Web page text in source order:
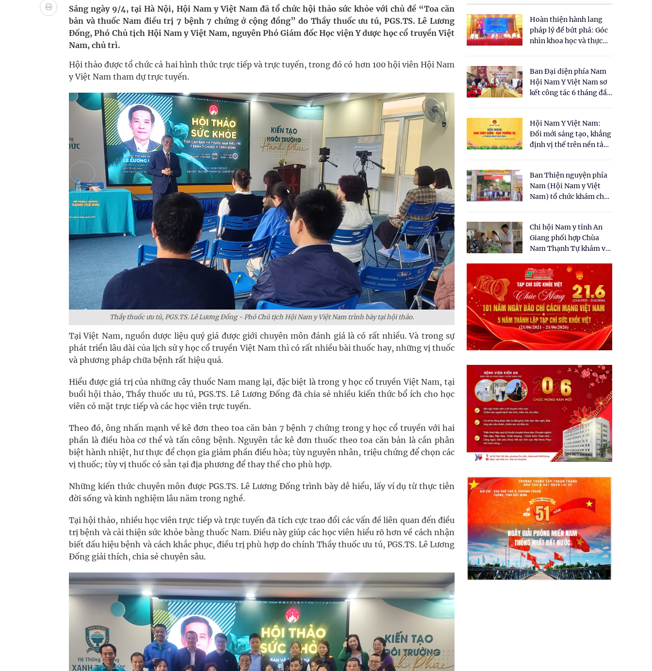
Vương Thành Công: Khi việc học bắt đầu từ trải nghiệm thực tế
Chấn chỉnh hoạt động kinh doanh dược liệu
Giải pháp nâng cao thị lực thời hiện đại
Triển khai đồng bộ các giải pháp quản lý chất lượng thuốc
Sáng ngày 9/4, tại Hà Nội, Hội Nam y Việt Nam đã tổ chức hội thảo sức khỏe với chủ đề “Toa căn
bản và thuốc Nam điều trị 7 bệnh 7 chứng ở cộng đồng” do Thầy thuốc ưu tú, PGS.TS. Lê Lương
Đống, Phó Chủ tịch Hội Nam y Việt Nam, nguyên Phó Giám đốc Học viện Y dược học cổ truyền Việt
Nam, chủ trì.
Hội thảo được tổ chức cả hai hình thức trực tiếp và trực tuyến, trong đó có hơn 100 hội viên Hội Nam
y Việt Nam tham dự trực tuyến.
Thầy thuốc ưu tú, PGS.TS. Lê Lương Đống - Phó Chủ tịch Hội Nam y Việt Nam trình bày tại hội thảo.
Tại Việt Nam, nguồn dược liệu quý giá được giới chuyên môn đánh giá là có rất nhiều. Và trong sự
phát triển lâu dài của lịch sử y học cổ truyền Việt Nam thì có rất nhiều bài thuốc hay, những vị thuốc
và phương pháp chữa bệnh rất hiệu quả.
Hiểu được giá trị của những cây thuốc Nam mang lại, đặc biệt là trong y học cổ truyền Việt Nam, tại
buổi hội thảo, Thầy thuốc ưu tú, PGS.TS. Lê Lương Đống đã chia sẻ nhiều kiến thức bổ ích cho học
viên có mặt trực tiếp và các học viên trực tuyến.
Theo đó, ông nhấn mạnh về kê đơn theo toa căn bản 7 bệnh 7 chứng trong y học cổ truyền với hai
phần là điều hòa cơ thể và tấn công bệnh. Nguyên tắc kê đơn thuốc theo toa căn bản là cần phân
biệt hành nhiệt, hư thực để chọn gia giảm phần điều hòa; tùy nguyên nhân, triệu chứng để chọn các
vị thuốc; tùy vị thuốc có sẵn tại địa phương để thay thế cho phù hợp.
Những kiến thức chuyên môn được PGS.TS. Lê Lương Đống trình bày dễ hiểu, lấy ví dụ từ thực tiễn
đời sống và kinh nghiệm lâu năm trong nghề.
Tại hội thảo, nhiều học viên trực tiếp và trực tuyến đã tích cực trao đổi các vấn đề liên quan đến điều
trị bệnh và cải thiện sức khỏe bằng thuốc Nam. Điều này giúp các học viên hiểu rõ hơn về cách nhận
biết dấu hiệu bệnh và cách khắc phục, điều trị phù hợp do chính Thầy thuốc ưu tú, PGS.TS. Lê Lương
Đống giải thích, chia sẻ chuyên sâu.
Hoàn thiện hành lang
pháp lý để bứt phá: Góc
nhìn khoa học và thực
cho Luật Y dược cổ
truyền Việt Nam"
Ban Đại diện phía Nam
Hội Nam Y Việt Nam sơ
kết công tác 6 tháng đầu
Hội Nam Y Việt Nam:
Đổi mới sáng tạo, khẳng
định vị thế trên nền tảng
Ban Thiện nguyện phía
Nam (Hội Nam y Việt
Nam) tổ chức khám chữa
dân tại xã Tân Tập
Chi hội Nam y tỉnh An
Giang phối hợp Chùa
Nam Thạnh Tự khám và
nhân dân